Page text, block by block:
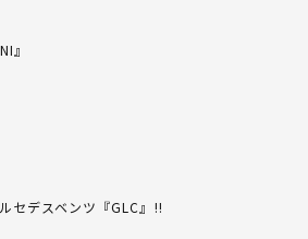
』
セデスベンツ『GLC』!!